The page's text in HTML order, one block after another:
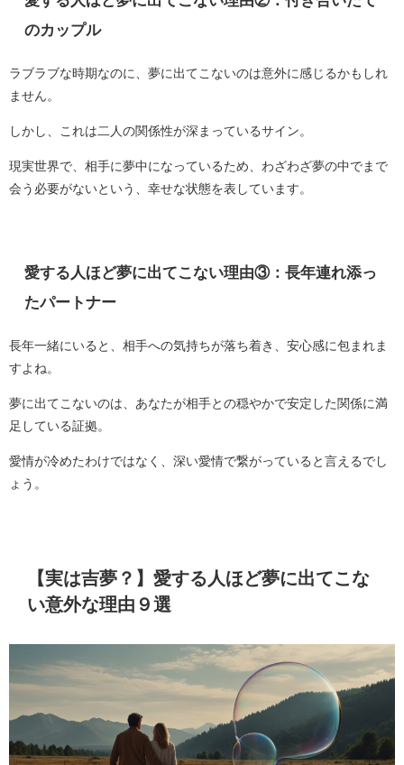
のカップル
ラブラブな時期なのに、夢に出てこないのは意外に感じるかもしれ
ません。
しかし、これは二人の関係性が深まっているサイン。
現実世界で、相手に夢中になっているため、わざわざ夢の中でまで
会う必要がないという、幸せな状態を表しています。
愛する人ほど夢に出てこない理由③：長年連れ添っ
たパートナー
長年一緒にいると、相手への気持ちが落ち着き、安心感に包まれま
すよね。
夢に出てこないのは、あなたが相手との穏やかで安定した関係に満
足している証拠。
愛情が冷めたわけではなく、深い愛情で繋がっていると言えるでし
ょう。
【実は吉夢？】愛する人ほど夢に出てこな
い意外な理由９選